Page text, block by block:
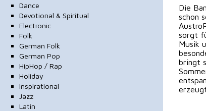
Dance
Devotional & Spiritual
Electronic
Folk
German Folk
German Pop
HipHop / Rap
Holiday
Inspirational
Jazz
Latin
Die
schon
sorgt
Musik
bringt